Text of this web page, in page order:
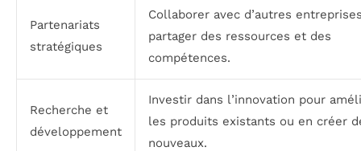
Partenariats
stratégiques
Collaborer avec d’autres
partager des ressources et des
compétences.
Recherche et
développement
Investir dans l’innovation pour
les produits existants ou en créer
nouveaux.